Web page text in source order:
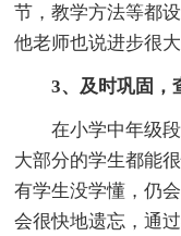
节，教学方法等都
他老师也说进步很大
3、及时巩固，
在小学中年级段
大部分的学生都能
有学生没学懂，仍
会很快地遗忘，通